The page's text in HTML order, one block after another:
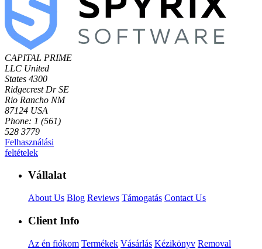
CAPITAL PRIME
LLC United
States 4300
Ridgecrest Dr SE
Rio Rancho NM
87124 USA
Phone: 1 (561)
528 3779
Felhasználási
feltételek
Vállalat
About Us Blog Reviews Támogatás Contact Us
Client Info
Az én fiókom Termékek Vásárlás Kézikönyv Removal